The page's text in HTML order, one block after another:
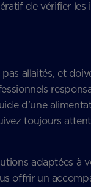
de vérifier
allaités, et
d’une
toujours
adaptées à
offrir un